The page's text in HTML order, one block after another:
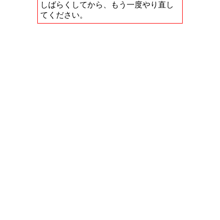
しばらくしてから、もう一度やり直し
てください。